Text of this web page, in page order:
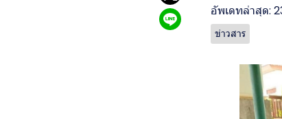
อัพเดทล่าสุด:
ข่าวสาร